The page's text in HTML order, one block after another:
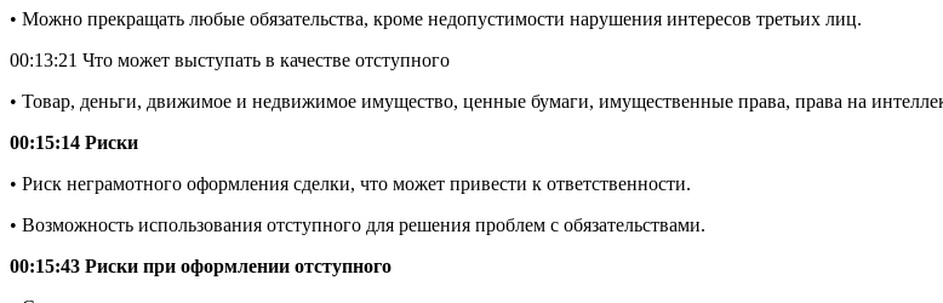
• Можно прекращать любые обязательства, кроме недопустимости нарушения интересов третьих лиц.
00:13:21 Что может выступать в качестве отступного
• Товар, деньги, движимое и недвижимое имущество, ценные бумаги, имущественные права, права на
00:15:14 Риски
• Риск неграмотного оформления сделки, что может привести к ответственности.
• Возможность использования отступного для решения проблем с обязательствами.
00:15:43 Риски при оформлении отступного